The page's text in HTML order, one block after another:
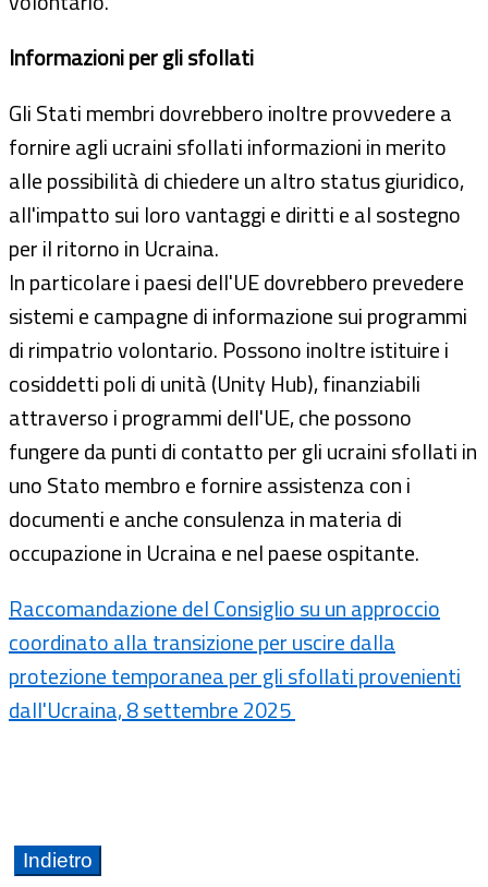
Informazioni per gli sfollati
Gli Stati membri dovrebbero inoltre provvedere a
fornire agli ucraini sfollati informazioni in merito
alle possibilità di chiedere un altro status giuridico,
all'impatto sui loro vantaggi e diritti e al sostegno
per il ritorno in Ucraina.
In particolare i paesi dell'UE dovrebbero prevedere
sistemi e campagne di informazione sui programmi
di rimpatrio volontario. Possono inoltre istituire i
cosiddetti poli di unità (Unity Hub), finanziabili
attraverso i programmi dell'UE, che possono
fungere da punti di contatto per gli ucraini sfollati in
uno Stato membro e fornire assistenza con i
documenti e anche consulenza in materia di
occupazione in Ucraina e nel paese ospitante.
Raccomandazione del Consiglio su un approccio
coordinato alla transizione per uscire dalla
protezione temporanea per gli sfollati provenienti
dall'Ucraina, 8 settembre 2025